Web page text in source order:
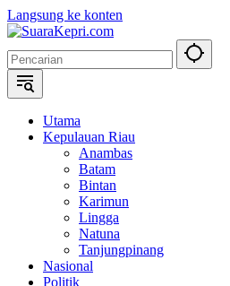
Langsung ke konten
Utama
Kepulauan Riau
Anambas
Batam
Bintan
Karimun
Lingga
Natuna
Tanjungpinang
Nasional
Politik